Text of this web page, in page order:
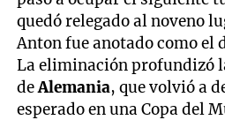
quedó relegado al noveno
Anton fue anotado como el
La eliminación profundizó
deAlemania, que volvió a
esperado en una Copa del